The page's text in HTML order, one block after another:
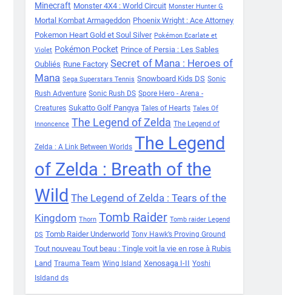
Minecraft Monster 4X4 : World Circuit Monster Hunter G
Mortal Kombat Armageddon Phoenix Wright : Ace Attorney
Pokemon Heart Gold et Soul Silver Pokémon Ecarlate et
Violet Pokémon Pocket Prince of Persia : Les Sables
Oubliés Rune Factory Secret of Mana : Heroes of
Mana Sega Superstars Tennis Snowboard Kids DS Sonic
Rush Adventure Sonic Rush DS Spore Hero - Arena -
Creatures Sukatto Golf Pangya Tales of Hearts Tales Of
Innoncence The Legend of Zelda The Legend of
Zelda : A Link Between Worlds The Legend
of Zelda : Breath of the
Wild The Legend of Zelda : Tears of the
Kingdom Thorn Tomb Raider Tomb raider Legend
DS Tomb Raider Underworld Tony Hawk’s Proving Ground
Tout nouveau Tout beau : Tingle voit la vie en rose à Rubis
Land Trauma Team Wing Island Xenosaga I-II Yoshi
Isldand ds